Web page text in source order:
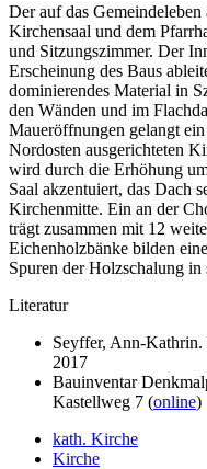
Der auf das
Kirchensaal und dem
und Sitzungszimmer. Der
Erscheinung des Baus
dominierendes Material in
den Wänden und im
Maueröffnungen gelangt
Nordosten ausgerichteten
wird durch die Erhöhung
Saal akzentuiert, das Dach
Kirchenmitte. Ein an der
trägt zusammen mit 12
Eichenholzbänke bilden
Spuren der Holzschalung
Literatur
Seyffer, Ann-
2017
Bauinventar
Kastellweg 7 (online)
kath. Kirche
Kirche